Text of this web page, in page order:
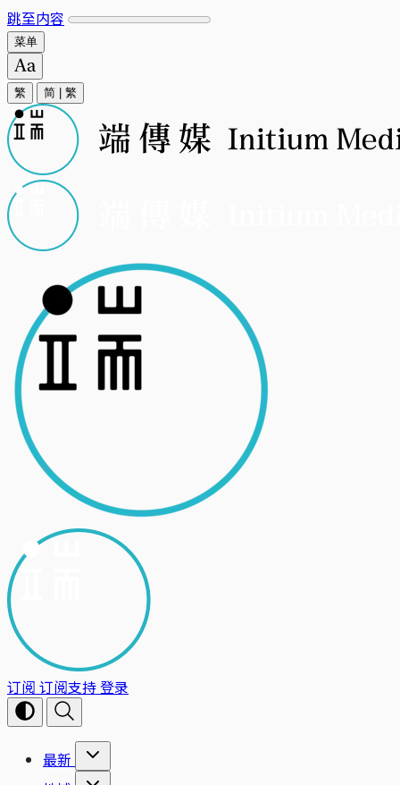
跳至内容
菜单
繁 简 繁
订阅 订阅支持登录
最新